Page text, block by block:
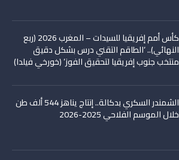
كأس أمم إفريقيا للسيدات – المغرب 2026 (ربع
النهائي).. ‘الطاقم التقني درس بشكل دقيق
منتخب جنوب إفريقيا لتحقيق الفوز’ (خورخي فيلدا)
الشمندر السكري بدكالة.. إنتاج يناهز 544 ألف طن
خلال الموسم الفلاحي 2025-2026